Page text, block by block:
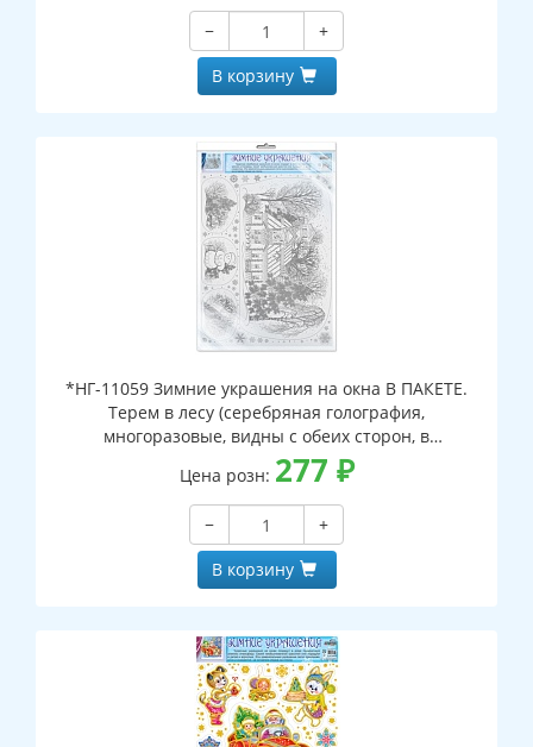
−
+
В корзину
*НГ-11059 Зимние украшения на окна В ПАКЕТЕ.
Терем в лесу (серебряная голография,
многоразовые, видны с обеих сторон, в
индивидуальном пакете, с европодвесом и клеевым
клапаном)
Цена розн: 277 ₽
−
+
В корзину